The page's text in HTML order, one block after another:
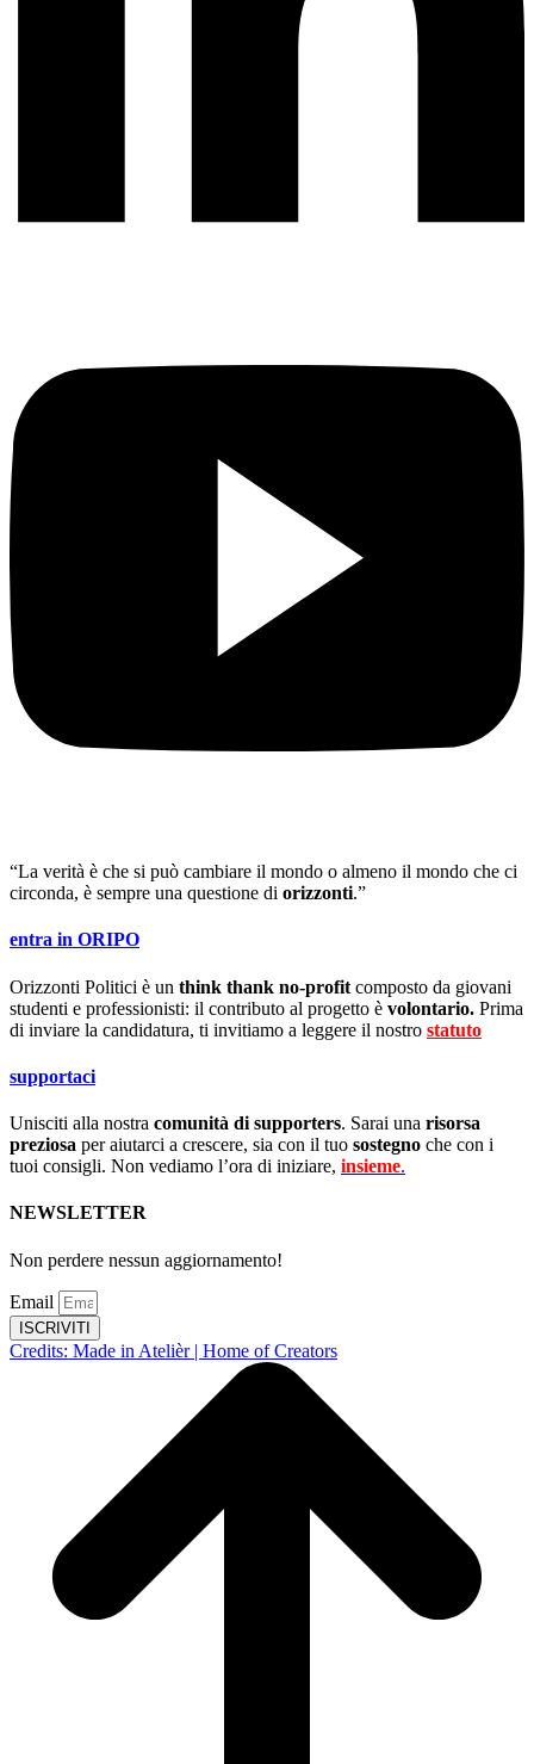
“La verità è che si può cambiare il mondo o almeno il mondo che ci
circonda, è sempre una questione di orizzonti.”
entra in ORIPO
Orizzonti Politici è un think thank no-profit composto da giovani
studenti e professionisti: il contributo al progetto è volontario. Prima
di inviare la candidatura, ti invitiamo a leggere il nostro statuto
supportaci
Unisciti alla nostra comunità di supporters. Sarai una risorsa
preziosa per aiutarci a crescere, sia con il tuo sostegno che con i
tuoi consigli. Non vediamo l’ora di iniziare, insieme.
NEWSLETTER
Non perdere nessun aggiornamento!
Email
ISCRIVITI
Credits: Made in Atelièr | Home of Creators